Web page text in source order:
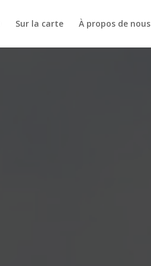
Sur la carte À propos de nous